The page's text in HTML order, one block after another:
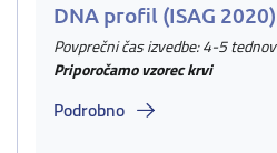
DNA profil (ISAG 2020)
Povprečni čas izvedbe: 4-5 tednov
Priporočamo vzorec krvi
Podrobno